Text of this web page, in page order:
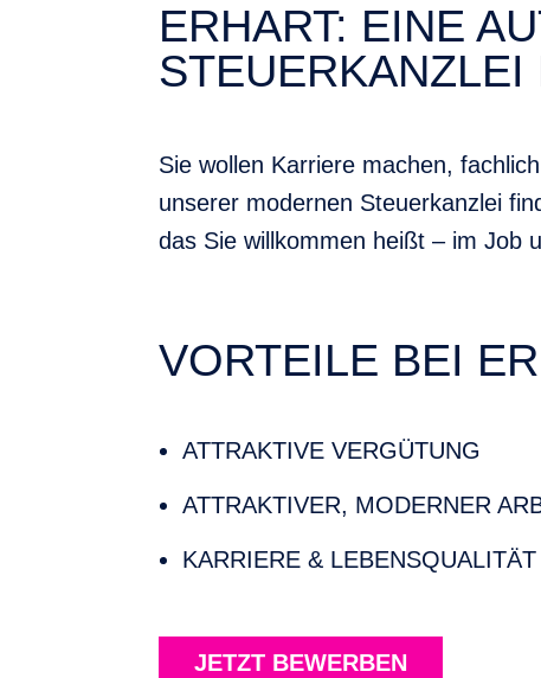
ERHART: EINE
Sie wollen Karriere machen,
unserer modernen Steuerkanzlei
das Sie willkommen heißt – im Job
VORTEILE BEI
ATTRAKTIVE VERGÜTUNG
ATTRAKTIVER, MODERNER
KARRIERE & LEBENSQUALITÄT
JETZT BEWERBEN